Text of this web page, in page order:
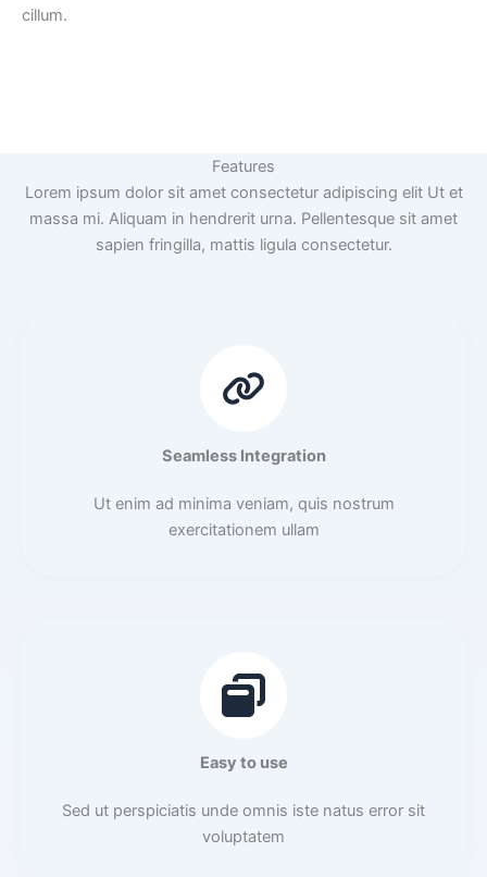
cillum.
Features
Lorem ipsum dolor sit amet consectetur adipiscing elit Ut et
massa mi. Aliquam in hendrerit urna. Pellentesque sit amet
sapien fringilla, mattis ligula consectetur.
Seamless Integration
Ut enim ad minima veniam, quis nostrum
exercitationem ullam
Easy to use
Sed ut perspiciatis unde omnis iste natus error sit
voluptatem